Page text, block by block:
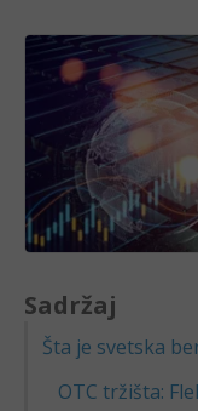
Sadržaj
Šta je svetska
OTC tržišta: